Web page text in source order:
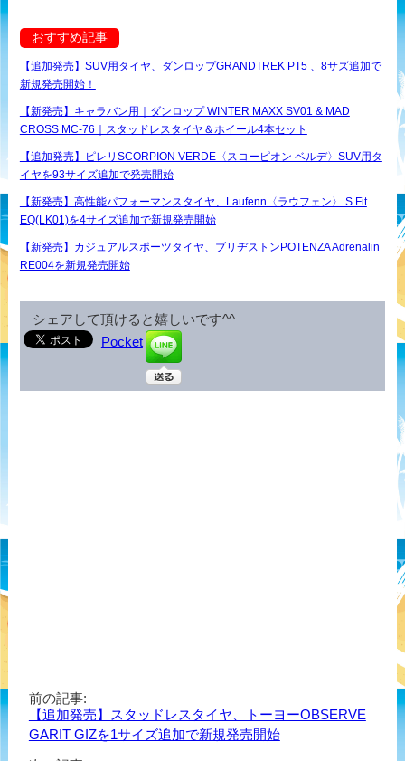
おすすめ記事
【追加発売】SUV用タイヤ、ダンロップGRANDTREK PT5 、8サズ追加で
新規発売開始！
【新発売】キャラバン用｜ダンロップ WINTER MAXX SV01 & MAD
CROSS MC-76｜スタッドレスタイヤ＆ホイール4本セット
【追加発売】ピレリSCORPION VERDE〈スコーピオン ベルデ〉SUV用タ
イヤを93サイズ追加で発売開始
【新発売】高性能パフォーマンスタイヤ、Laufenn〈ラウフェン〉 S Fit
EQ(LK01)を4サイズ追加で新規発売開始
【新発売】カジュアルスポーツタイヤ、ブリヂストンPOTENZA Adrenalin
RE004を新規発売開始
シェアして頂けると嬉しいです^^
Pocket
前の記事:
【追加発売】スタッドレスタイヤ、トーヨーOBSERVE
GARIT GIZを1サイズ追加で新規発売開始